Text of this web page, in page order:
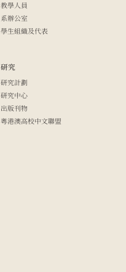
教學人員
系辦公室
學生組織及代表
研究
研究計劃
研究中心
出版刊物
粵港澳高校中文聯盟